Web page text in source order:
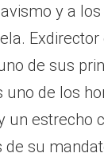
y a
de sus
de los
un estrecho
su